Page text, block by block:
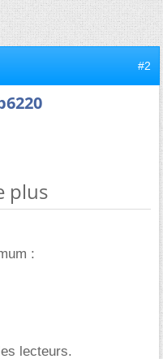
#2
plus
:
lecteurs.